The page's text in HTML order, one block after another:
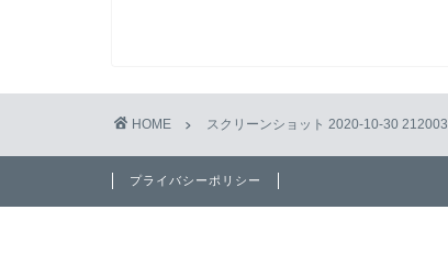
HOME スクリーンショット 2020-10-30 212003
プライバシーポリシー